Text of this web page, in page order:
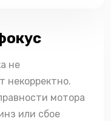
не
некорректно.
мотора
или сбое